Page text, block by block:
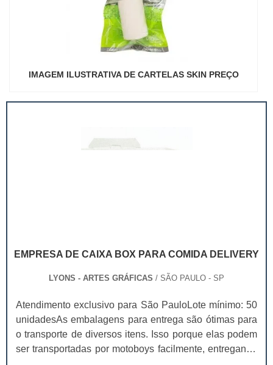
IMAGEM ILUSTRATIVA DE CARTELAS SKIN PREÇO
EMPRESA DE CAIXA BOX PARA COMIDA DELIVERY
LYONS - ARTES GRÁFICAS / SÃO PAULO - SP
Atendimento exclusivo para São PauloLote mínimo: 50
unidadesAs embalagens para entrega são ótimas para
o transporte de diversos itens. Isso porque elas podem
ser transportadas por motoboys facilmente, entregando